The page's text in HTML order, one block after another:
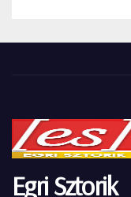
Egri Sztorik